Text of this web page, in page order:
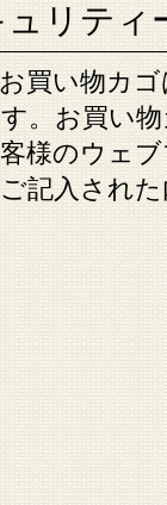
リティ
買い物カ
。お買い
様のウェ
記入され